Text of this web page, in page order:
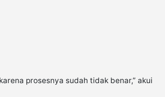
prosesnya sudah tidak benar,” akui